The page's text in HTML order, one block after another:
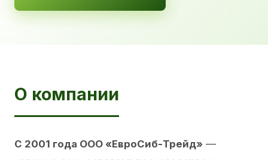
О компании
С 2001 года ООО «ЕвроСиб-Трейд» —